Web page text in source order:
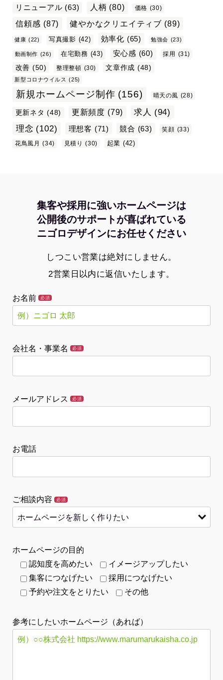
リニューアル (63) 人柄 (80) 価格 (30)
信頼感 (87) 健やかなクリエイティブ (89)
健康 (22) 写真撮影 (42) 効率化 (65) 勉強会 (23)
動画制作 (26) 在宅勤務 (43) 安心感 (60) 採用 (31)
改善 (50) 整理整頓 (30) 文章作成 (48)
新型コロナウイルス (25)
新規ホームページ制作 (156) 晴天の風 (28)
更新ネタ (48) 更新頻度 (79) 求人 (94)
理念 (102) 理想客 (71) 競合 (63) 笑顔 (33)
花鳥風月 (34) 見積り (30) 起業 (42)
集客や採用に強いホームページは
公開後のサポートが喜ばれている
ニゴロデザインにお任せください
しつこい営業は絶対にしません。
2営業日以内に返信いたします。
お名前 必須
会社名・事業名 必須
メールアドレス 必須
お電話
ご相談内容 必須
ホームページの目的
認知度を高めたい
イメージアップしたい
集客につなげたい
採用につなげたい
予約や注文をとりたい
その他
参考にしたいホームページ（あれば）